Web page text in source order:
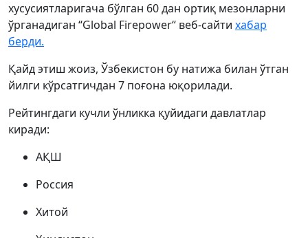
хусусиятларигача бўлган 60 дан ортиқ мезонларни
ўрганадиган “Global Firepower“ веб-сайти хабар
берди.
Қайд этиш жоиз, Ўзбекистон бу натижа билан ўтган
йилги кўрсатгичдан 7 поғона юқорилади.
Рейтингдаги кучли ўнликка қуйидаги давлатлар
киради:
АҚШ
Россия
Хитой